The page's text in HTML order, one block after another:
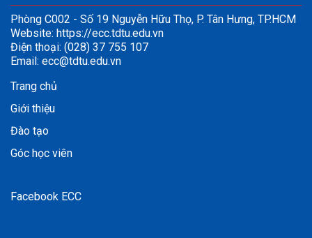
Phòng C002 - Số 19 Nguyễn Hữu Thọ, P. Tân Hưng, TP.HCM
Website: https://ecc.tdtu.edu.vn
Điện thoại: (028) 37 755 107
Email: ecc@tdtu.edu.vn
Trang chủ
Giới thiệu
Đào tạo
Góc học viên
Facebook ECC